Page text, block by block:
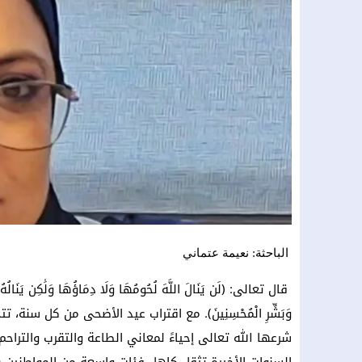
الباحثة: نعيمة عتماني
قال تعالى: ﴿لَن يَنَالَ اللَّهَ لُحُومُهَا وَلَا دِمَاؤُهَا وَلَٰكِن
وَبَشِّرِ الْمُحْسِنِينَ﴾. مع اقتراب عيد الأضحى من كل سنة،
شرعها الله تعالى إحياءً لمعاني الطاعة والتقرب